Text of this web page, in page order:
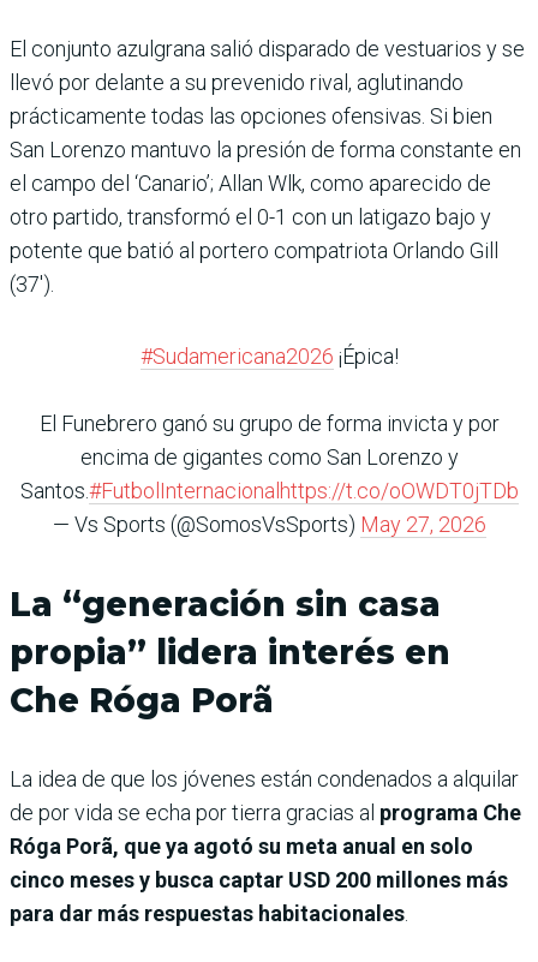
El conjunto azulgrana salió disparado de vestuarios y se
llevó por delante a su prevenido rival, aglutinando
prácticamente todas las opciones ofensivas. Si bien
San Lorenzo mantuvo la presión de forma constante en
el campo del ‘Canario’; Allan Wlk, como aparecido de
otro partido, transformó el 0-1 con un latigazo bajo y
potente que batió al portero compatriota Orlando Gill
(37′).
#Sudamericana2026 ¡Épica!
El Funebrero ganó su grupo de forma invicta y por
encima de gigantes como San Lorenzo y
Santos.#FutbolInternacional https://t.co/oOWDT0jTDb
— Vs Sports (@SomosVsSports) May 27, 2026
La “generación sin casa
propia” lidera interés en
Che Róga Porã
La idea de que los jóvenes están condenados a alquilar
de por vida se echa por tierra gracias al programa Che
Róga Porã, que ya agotó su meta anual en solo
cinco meses y busca captar USD 200 millones más
para dar más respuestas habitacionales